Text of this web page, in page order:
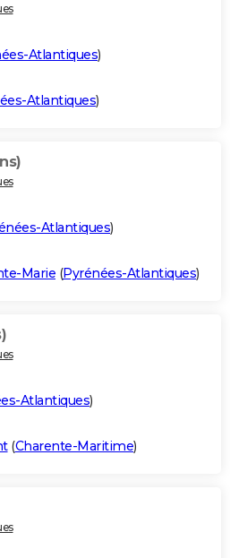
Atlantiques)
Atlantiques)
Atlantiques)
Marie (Pyrénées-Atlantiques)
Atlantiques)
(Charente-Maritime)